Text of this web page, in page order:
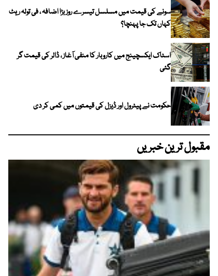
سونے کی قیمت میں مسلسل تیسرے روز بڑا اضافہ ، فی تولہ ریٹ
کہاں تک جا پہنچا؟
اسٹاک ایکسچینج میں کاروبار کا منفی آغاز ، ڈالر کی قیمت گر
گئی
حکومت نے پیٹرول اور ڈیزل کی قیمتوں میں کمی کر دی
مقبول ترین خبریں